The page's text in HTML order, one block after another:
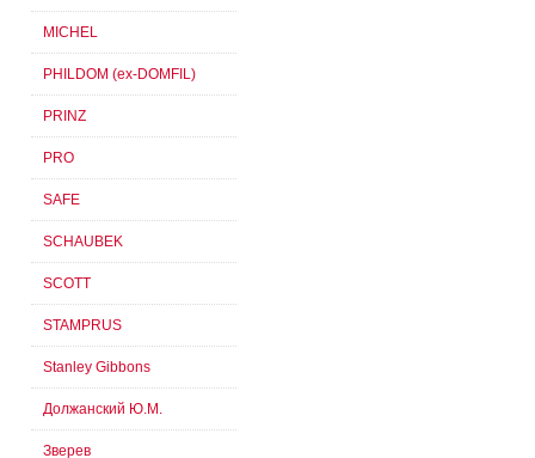
MICHEL
PHILDOM (ex-DOMFIL)
PRINZ
PRO
SAFE
SCHAUBEK
SCOTT
STAMPRUS
Stanley Gibbons
Должанский Ю.М.
Зверев